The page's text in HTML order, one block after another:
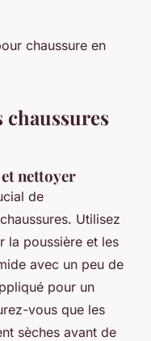
chaussure en
chaussures
nettoyer
de
Utilisez
la poussière et les
avec un peu de
pour un
vous que les
sèches avant de